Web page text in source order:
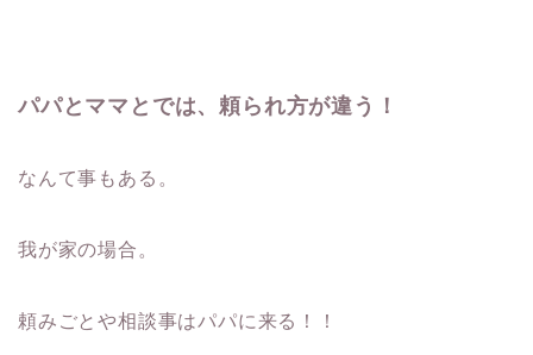
パパとママとでは、頼られ方が違う！
なんて事もある。
我が家の場合。
頼みごとや相談事はパパに来る！！